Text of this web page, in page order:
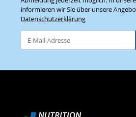
informieren wir Sie über unsere
Datenschutzerklärung